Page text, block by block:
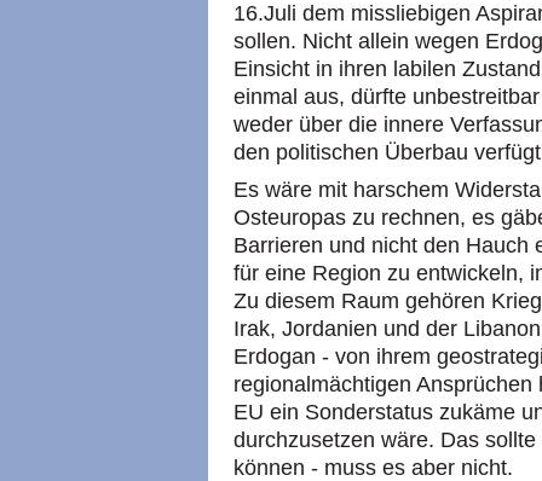
16.Juli dem missliebigen
sollen. Nicht allein wegen
Einsicht in ihren labilen
einmal aus, dürfte
weder über die innere
den politischen Überbau
Es wäre mit harschem
Osteuropas zu rechnen, es
Barrieren und nicht den Hauch
für eine Region zu entwickeln,
Zu diesem Raum gehören
Irak, Jordanien und der
Erdogan - von ihrem
regionalmächtigen
EU ein Sonderstatus zukäme
durchzusetzen wäre. Das
können - muss es aber nicht.